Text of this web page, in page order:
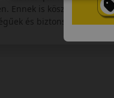
Ennek is köszönhetően,
és biztonságos